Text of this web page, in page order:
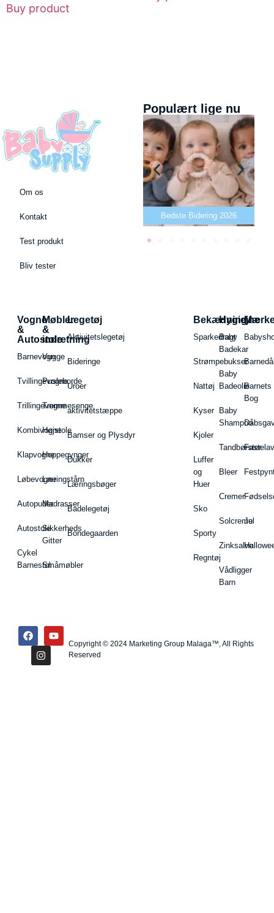
Buy product
Om os
Kontakt
Test produkt
Bliv tester
Populært lige nu
2026 Bedste Puslebord 2026
Vogne
&
Autostole
Barnevogn
Tvillingevogne
Trillingevogne
Kombivogne
Klapvogne
Løbevogne
Autopuder
Autostole
Cykel
Barnestol
Møbler
&
indretning
Vugge
Pusleborde
Tremmesenge
Højstole
Hoppegynger
Læringstårn
Madrasser
Sikkerheds
Gitter
Småmøbler
Legetøj
Aktivitetslegetøj
Bideringe
Uroer
aktivitetstæppe
Bamser og Plysdyr
Dukker
Læringsbøger
Badelegetøj
Bondegaarden
Bekædning
Sparkedragt
Strømpebukser
Nattøj
Kyser
Kjoler
Luffer
og
Huer
Sko
Sporty
Regntøj
Hygiejne
Baby
Badekar
Baby
Badeolie
Baby
Shampoo
Tandbørster
Bleer
Cremer
Solcreme
Zinksalve
Vådligger
Barn
Barnets
Bog
Jul
Copyright © 2024 Marketing Group Malaga™, All Rights
Reserved